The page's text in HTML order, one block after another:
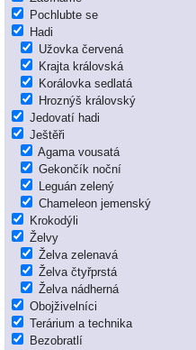
Pochlubte se
Hadi
Užovka červená
Krajta královská
Korálovka sedlatá
Hroznýš královský
Jedovatí hadi
Ještěři
Agama vousatá
Gekončík noční
Leguán zelený
Chameleon jemenský
Krokodýli
Želvy
Želva zelenavá
Želva čtyřprstá
Želva nádherná
Obojživelníci
Terárium a technika
Bezobratlí